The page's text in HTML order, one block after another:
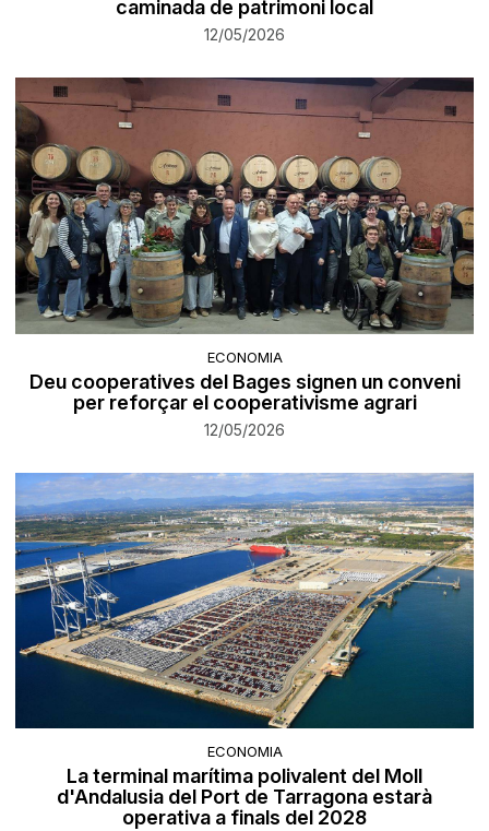
caminada de patrimoni local
12/05/2026
ECONOMIA
Deu cooperatives del Bages signen un conveni
per reforçar el cooperativisme agrari
12/05/2026
ECONOMIA
La terminal marítima polivalent del Moll
d'Andalusia del Port de Tarragona estarà
operativa a finals del 2028